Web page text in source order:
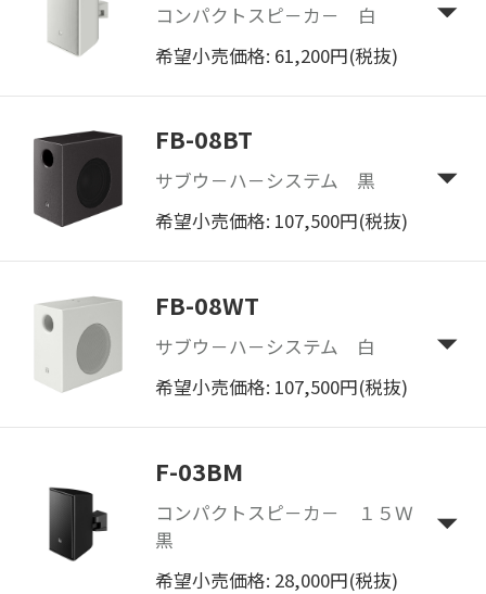
コンパクトスピ－カ－ 白
希望小売価格: 61,200円(税抜)
FB-08BT
サブウ－ハ－システム 黒
希望小売価格: 107,500円(税抜)
FB-08WT
サブウ－ハ－システム 白
希望小売価格: 107,500円(税抜)
F-03BM
コンパクトスピ－カ－ １５Ｗ
黒
希望小売価格: 28,000円(税抜)